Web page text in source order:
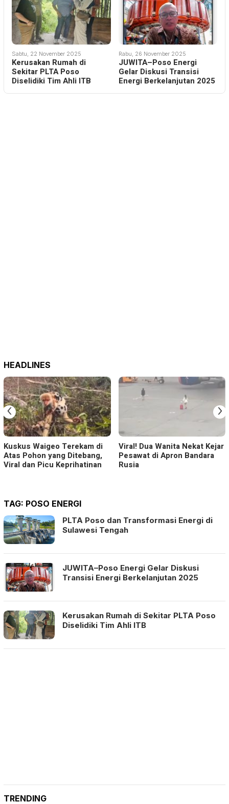
Sabtu, 22 November 2025
Kerusakan Rumah di
Sekitar PLTA Poso
Diselidiki Tim Ahli ITB
Rabu, 26 November 2025
JUWITA–Poso Energi
Gelar Diskusi Transisi
Energi Berkelanjutan 2025
HEADLINES
Kuskus Waigeo Terekam di
Atas Pohon yang Ditebang,
Viral dan Picu Keprihatinan
Viral! Dua Wanita Nekat Kejar
Pesawat di Apron Bandara
Rusia
‹ ›
TAG: POSO ENERGI
PLTA Poso dan Transformasi Energi di
Sulawesi Tengah
JUWITA–Poso Energi Gelar Diskusi
Transisi Energi Berkelanjutan 2025
Kerusakan Rumah di Sekitar PLTA Poso
Diselidiki Tim Ahli ITB
TRENDING